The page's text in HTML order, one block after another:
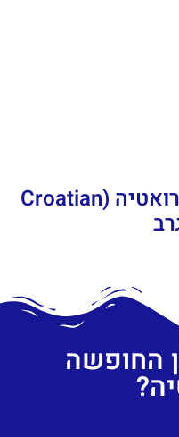
התיאטרון הלאומי של קרואטיה (Croatian
החופשה